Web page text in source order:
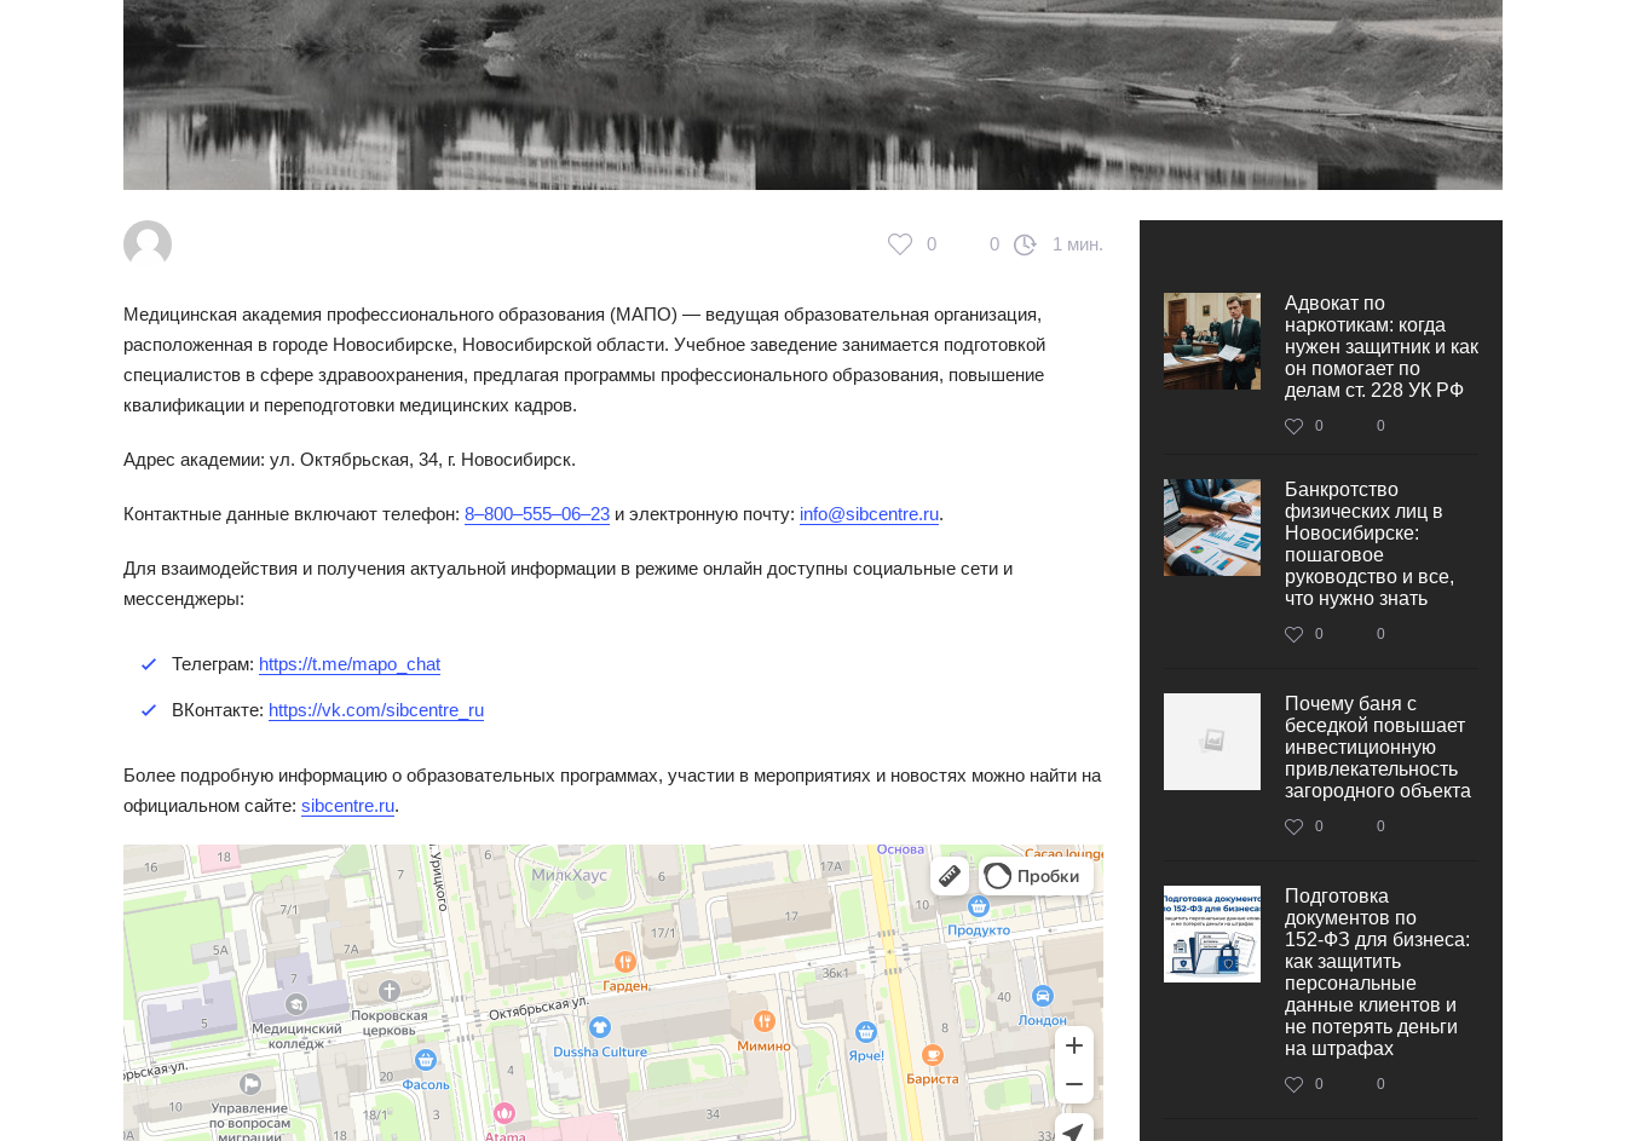
0 0 1 мин.
Медицинская академия профессионального образования (МАПО) — ведущая образовательная организация,
расположенная в городе Новосибирске, Новосибирской области. Учебное заведение занимается подготовкой
специалистов в сфере здравоохранения, предлагая программы профессионального образования, повышение
квалификации и переподготовки медицинских кадров.
Адрес академии: ул. Октябрьская, 34, г. Новосибирск.
Контактные данные включают телефон: 8‒800‒555‒06‒23 и электронную почту: info@sibcentre.ru.
Для взаимодействия и получения актуальной информации в режиме онлайн доступны социальные сети и
мессенджеры:
Телеграм: https://t.me/mapo_chat
ВКонтакте: https://vk.com/sibcentre_ru
Более подробную информацию о образовательных программах, участии в мероприятиях и новостях можно найти на
официальном сайте: sibcentre.ru.
Адвокат по
наркотикам: когда
нужен защитник и как
он помогает по
делам ст. 228 УК РФ
0 0
Банкротство
физических лиц в
Новосибирске:
пошаговое
руководство и все,
что нужно знать
0 0
Почему баня с
беседкой повышает
инвестиционную
привлекательность
загородного объекта
0 0
Подготовка
документов по
152‑ФЗ для бизнеса:
как защитить
персональные
данные клиентов и
не потерять деньги
на штрафах
0 0